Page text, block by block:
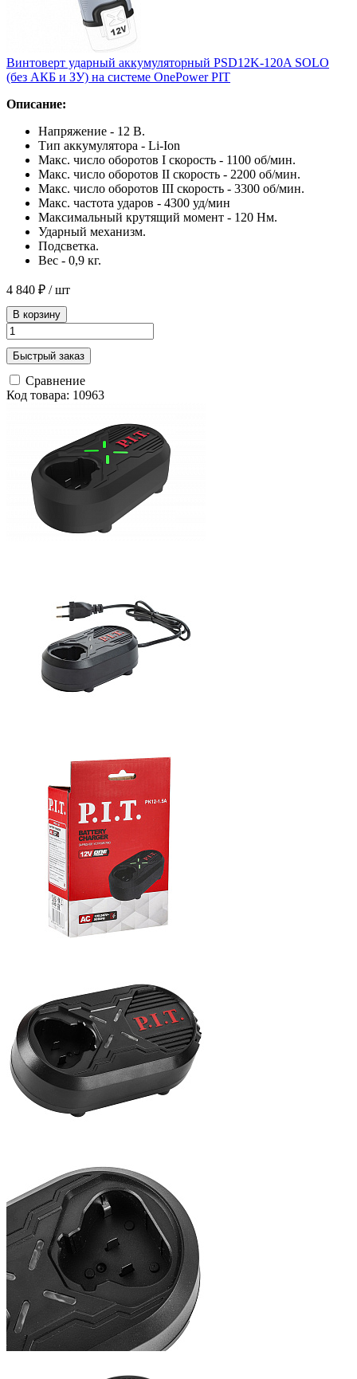
Винтоверт ударный аккумуляторный PSD12K-120A SOLO
(без АКБ и ЗУ) на системе OnePower PIT
Описание:
Напряжение - 12 В.
Тип аккумулятора - Li-Ion
Макс. число оборотов I скорость - 1100 об/мин.
Макс. число оборотов II скорость - 2200 об/мин.
Макс. число оборотов III скорость - 3300 об/мин.
Макс. частота ударов - 4300 уд/мин
Максимальный крутящий момент - 120 Нм.
Ударный механизм.
Подсветка.
Вес - 0,9 кг.
4 840 ₽ / шт
В корзину
Быстрый заказ
Сравнение
Код товара: 10963